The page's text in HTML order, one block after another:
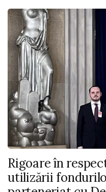
Rigoare în
utilizării